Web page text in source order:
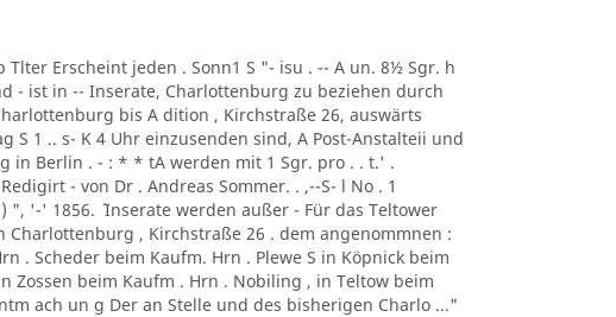
Erscheint jeden . Sonn1 S "- isu . -- A un. 8½ Sgr. h
- ist in -- Inserate, Charlottenburg zu beziehen durch
bis A dition , Kirchstraße 26, auswärts
S 1 .. s- K 4 Uhr einzusenden sind, A Post-Anstalteii und
in Berlin . - : * * tA werden mit 1 Sgr. pro . . t.' .
- von Dr . Andreas Sommer. . ,--S- l No . 1
'-' 1856. ´ Inserate werden außer - Für das Teltower
, Kirchstraße 26 . dem angenommnen :
. Scheder beim Kaufm. Hrn . Plewe S in Köpnick beim
Zossen beim Kaufm . Hrn . Nobiling , in Teltow beim
ach un g Der an Stelle und des bisherigen Charlo ..."